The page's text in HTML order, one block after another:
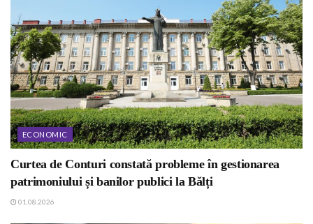
ECONOMIC
Curtea de Conturi constată probleme în gestionarea
patrimoniului și banilor publici la Bălți
01.08.2026